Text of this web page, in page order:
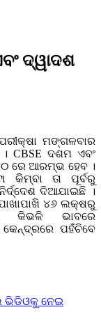
ଦ୍ୱାଦଶ
ମଙ୍ଗଳବାର
CBSE ଦଶମ ଏବଂ
ରେ ଆରମ୍ଭ ହେବ ।
କିମ୍ବା ତା ପୂର୍ବରୁ
ଦିଆଯାଇଛି ।
୪୬ ଲକ୍ଷରୁ
କିଭଳି ଭାବରେ
କେନ୍ଦ୍ରରେ ପହଁଚିବେ
ଭିଡିଓକୁ ନେଇ